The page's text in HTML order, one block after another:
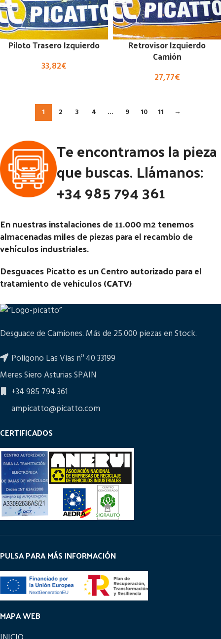
Piloto Trasero Izquierdo
33,82€
Retrovisor Izquierdo
Camión
27,77€
1 2 3 4 … 9 10 11 →
Te encontramos la pieza
que buscas. Llámanos:
+34 985 794 361
En nuestras instalaciones de 11.000 m2 tenemos
almacenadas miles de piezas para el recambio de
vehículos industriales.
Desguaces Picatto es un Centro autorizado para el
tratamiento de vehículos (CATV)
Desguace de Camiones. Más de 25.000 piezas en Stock.
Polígono Las Vías nº 40 33199
Meres Siero Asturias SPAIN
+34 985 794 361
ampicatto@picatto.com
CERTIFICADOS
PULSA PARA MÁS INFORMACIÓN
MAPA WEB